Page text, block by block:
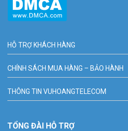
HỖ TRỢ KHÁCH HÀNG
CHÍNH SÁCH MUA HÀNG – BẢO HÀNH
THÔNG TIN VUHOANGTELECOM
TỔNG ĐÀI HỖ TRỢ